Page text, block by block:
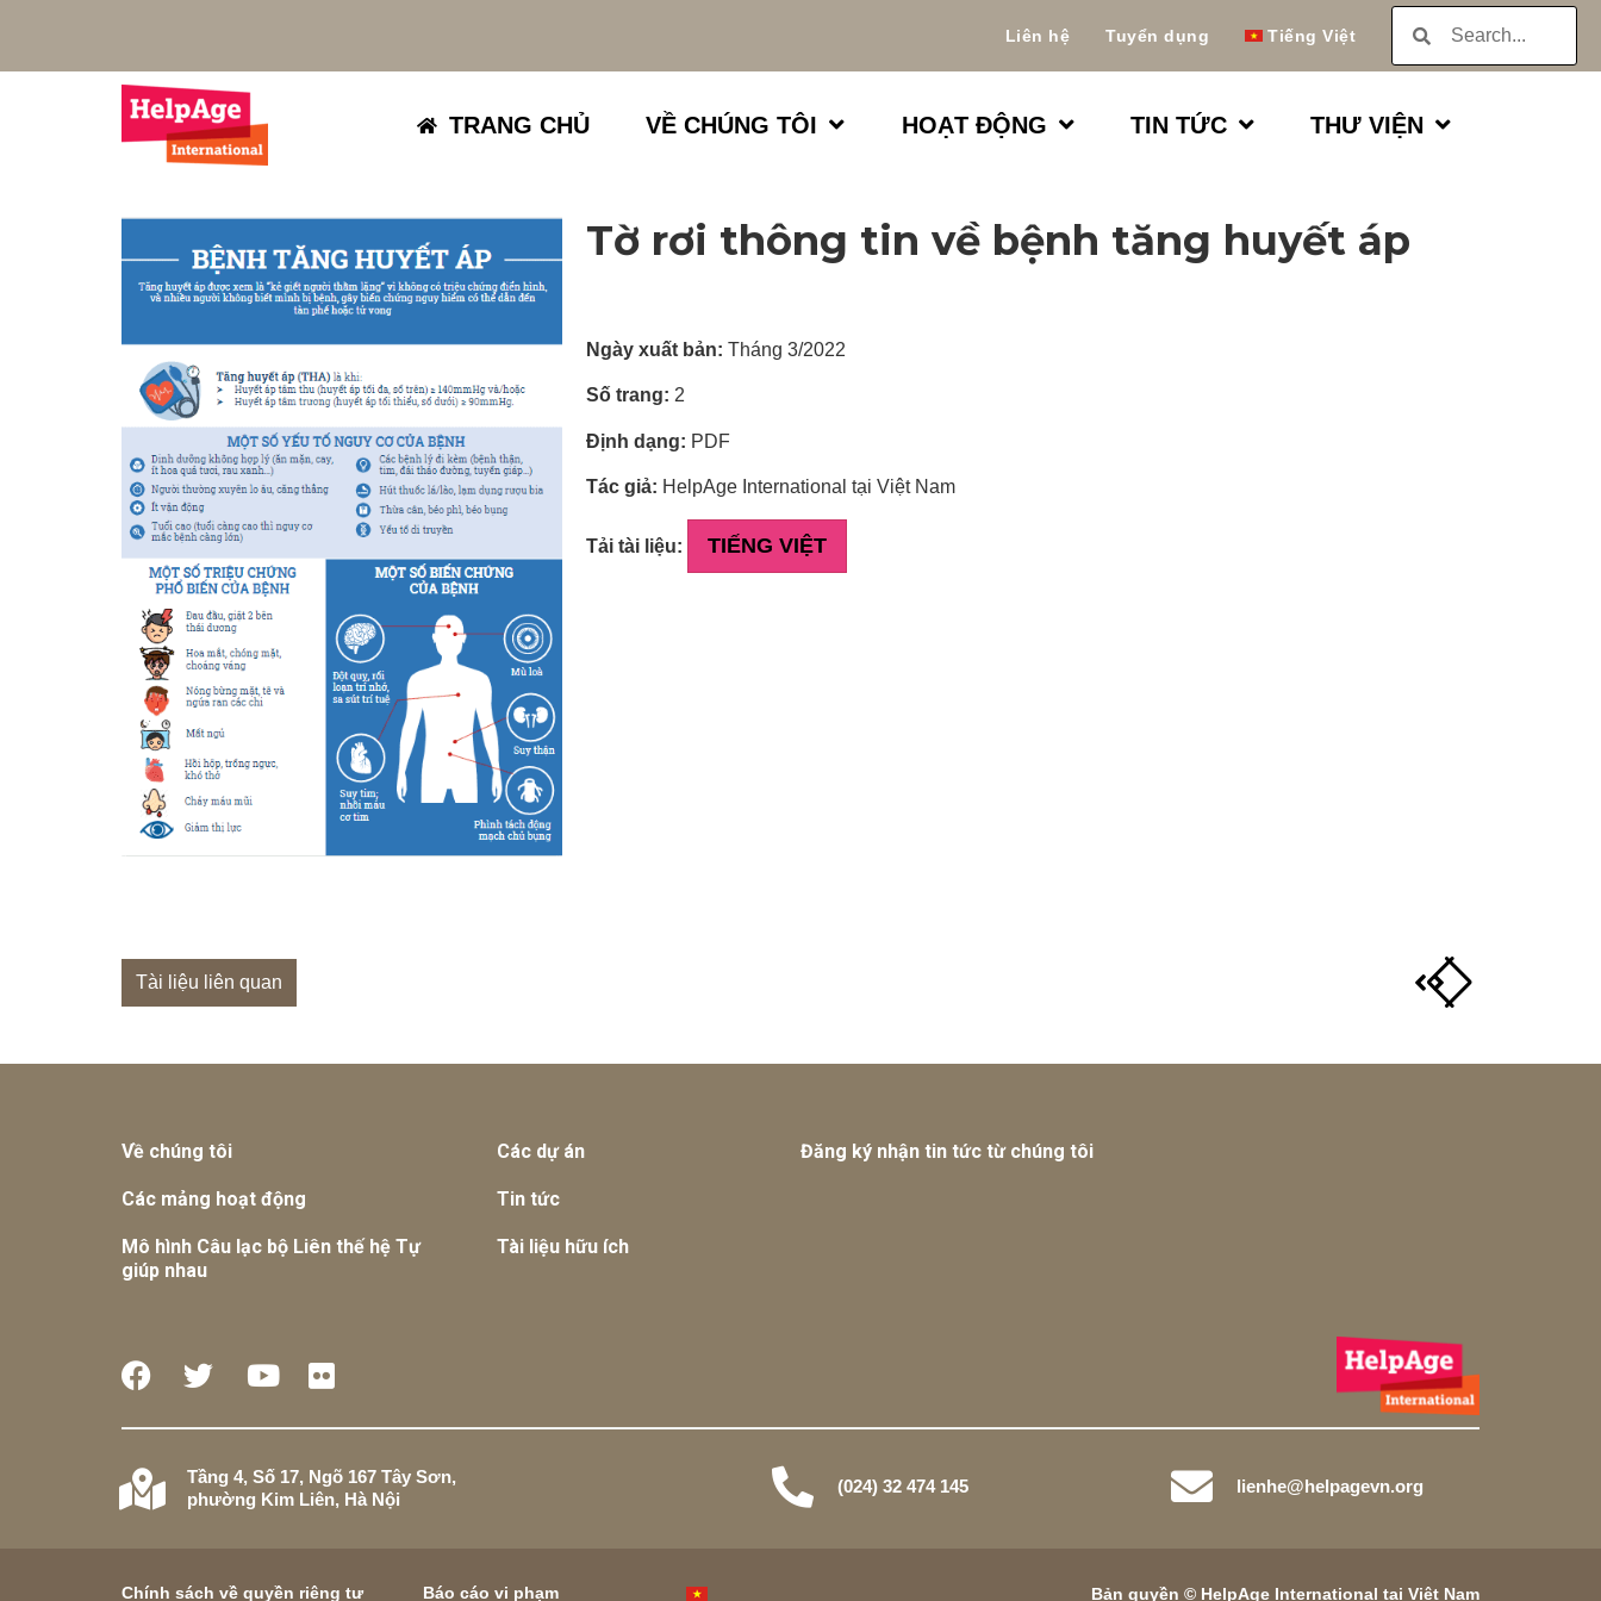
Liên hệ Tuyển dụng Tiếng Việt
TRANG CHỦ VỀ CHÚNG TÔI HOẠT ĐỘNG TIN TỨC THƯ VIỆN
Tờ rơi thông tin về bệnh tăng huyết áp
Ngày xuất bản: Tháng 3/2022
Số trang: 2
Định dạng: PDF
Tác giả: HelpAge International tại Việt Nam
Tải tài liệu: TIẾNG VIỆT
Tài liệu liên quan
Về chúng tôi
Các mảng hoạt động
Mô hình Câu lạc bộ Liên thế hệ Tự
giúp nhau
Các dự án
Tin tức
Tài liệu hữu ích
Đăng ký nhận tin tức từ chúng tôi
Tầng 4, Số 17, Ngõ 167 Tây Sơn,
phường Kim Liên, Hà Nội
(024) 32 474 145 lienhe@helpagevn.org
Chính sách về quyền riêng tư Báo cáo vi phạm Bản quyền © HelpAge International tại Việt Nam